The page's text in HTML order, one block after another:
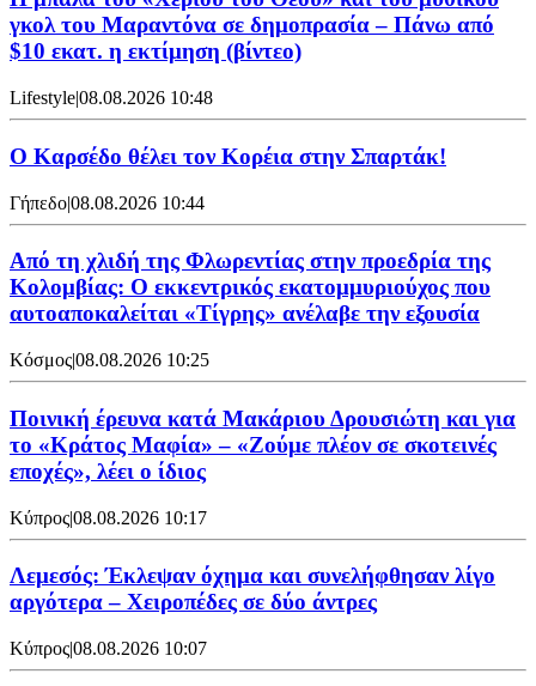
γκολ του Μαραντόνα σε δημοπρασία – Πάνω από
$10 εκατ. η εκτίμηση (βίντεο)
Lifestyle|08.08.2026 10:48
Ο Καρσέδο θέλει τον Κορέια στην Σπαρτάκ!
Γήπεδο|08.08.2026 10:44
Από τη χλιδή της Φλωρεντίας στην προεδρία της
Κολομβίας: Ο εκκεντρικός εκατομμυριούχος που
αυτοαποκαλείται «Τίγρης» ανέλαβε την εξουσία
Κόσμος|08.08.2026 10:25
Ποινική έρευνα κατά Μακάριου Δρουσιώτη και για
το «Κράτος Μαφία» – «Ζούμε πλέον σε σκοτεινές
εποχές», λέει ο ίδιος
Κύπρος|08.08.2026 10:17
Λεμεσός: Έκλεψαν όχημα και συνελήφθησαν λίγο
αργότερα – Χειροπέδες σε δύο άντρες
Κύπρος|08.08.2026 10:07